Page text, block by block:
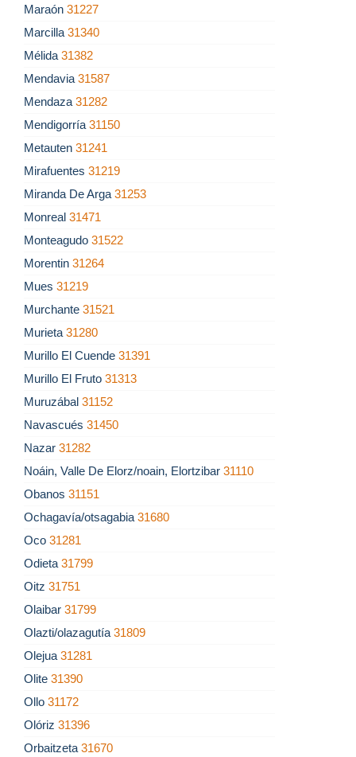
Maraón 31227
Marcilla 31340
Mélida 31382
Mendavia 31587
Mendaza 31282
Mendigorría 31150
Metauten 31241
Mirafuentes 31219
Miranda De Arga 31253
Monreal 31471
Monteagudo 31522
Morentin 31264
Mues 31219
Murchante 31521
Murieta 31280
Murillo El Cuende 31391
Murillo El Fruto 31313
Muruzábal 31152
Navascués 31450
Nazar 31282
Noáin, Valle De Elorz/noain, Elortzibar 31110
Obanos 31151
Ochagavía/otsagabia 31680
Oco 31281
Odieta 31799
Oitz 31751
Olaibar 31799
Olazti/olazagutía 31809
Olejua 31281
Olite 31390
Ollo 31172
Olóriz 31396
Orbaitzeta 31670